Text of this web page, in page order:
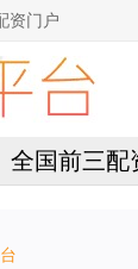
资门户
全国前三配